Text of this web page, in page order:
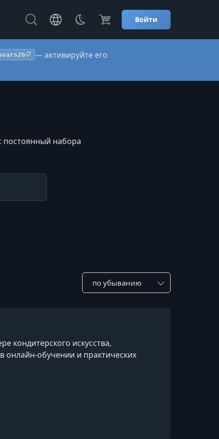
Войти
📋 — активируйте его
постоянный набора
Сотировать по:
кондитерского искусства,
обучении и практических